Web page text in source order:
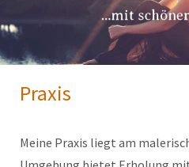
Praxis
Meine Praxis liegt am